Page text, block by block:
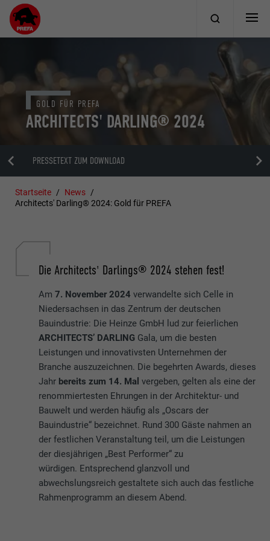
ARCHITECTS' DARLING® 2024
GOLD FÜR PREFA
PRESSETEXT ZUM DOWNLOAD
Startseite
News
Architects' Darling® 2024: Gold für PREFA
Die Architects' Darlings® 2024 stehen fest!
Am7. November 2024 verwandelte sich Celle in
Niedersachsen in das Zentrum der deutschen
Bauindustrie: Die Heinze GmbH lud zur feierlichen
ARCHITECTS’ DARLING Gala, um die besten
Leistungen und innovativsten Unternehmen der
Branche auszuzeichnen. Die begehrten Awards, dieses
Jahr bereits zum 14. Malvergeben, gelten als eine der
renommiertesten Ehrungen in der Architektur- und
Bauwelt und werden häufig als „Oscars der
Bauindustrie“ bezeichnet. Rund 300 Gäste nahmen an
der festlichen Veranstaltung teil, um die Leistungen
der diesjährigen „Best Performer“ zu
würdigen. Entsprechend glanzvoll und
abwechslungsreich gestaltete sich auch das festliche
Rahmenprogramm an diesem Abend.